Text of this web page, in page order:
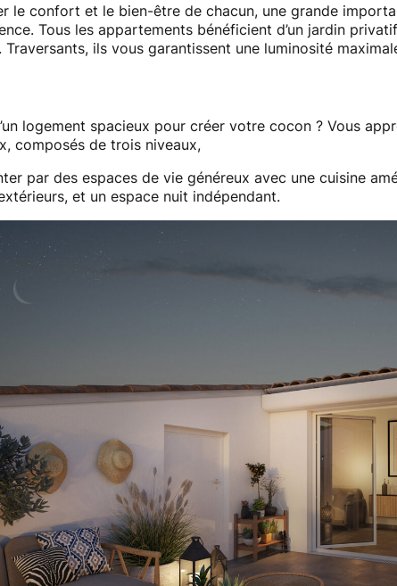
le confort et le bien-être de chacun, une grande
Tous les appartements bénéficient d’un jardin
Traversants, ils vous garantissent une luminosité
logement spacieux pour créer votre cocon ? Vous
composés de trois niveaux,
par des espaces de vie généreux avec une cuisine
et un espace nuit indépendant.